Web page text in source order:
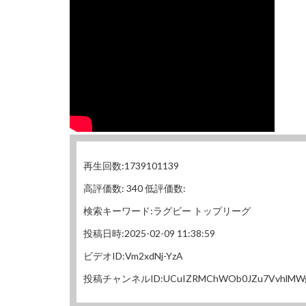
再生回数:1739101139
高評価数: 340 低評価数:
検索キーワード:ラグビー トップリーグ
投稿日時:2025-02-09 11:38:59
ビデオID:Vm2xdNj-YzA
投稿チャンネル